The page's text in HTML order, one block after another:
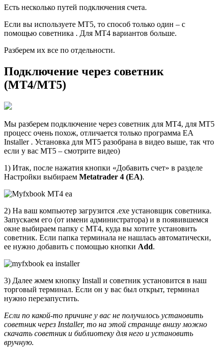
Есть несколько путей подключения счета.
Если вы используете MT5, то способ только один – с
помощью советника . Для MT4 вариантов больше.
Разберем их все по отдельности.
Подключение через советник
(MT4/MT5)
Мы разберем подключение через советник для MT4, для MT5
процесс очень похож, отличается только программа EA
Installer . Установка для MT5 разобрана в видео выше, так что
если у вас МТ5 – смотрите видео)
1) Итак, после нажатия кнопки «Добавить счет» в разделе
Настройки выбираем Metatrader 4 (EA).
2) На ваш компьютер загрузится .exe установщик советника.
Запускаем его (от имени администратора) и в появившемся
окне выбираем папку с МТ4, куда вы хотите установить
советник. Если папка терминала не нашлась автоматически,
ее нужно добавить с помощью кнопки Add.
3) Далее жмем кнопку Install и советник установится в наш
торговый терминал. Если он у вас был открыт, терминал
нужно перезапустить.
Если по какой-то причине у вас не получилось установить
советник через Installer, то на этой странице внизу можно
скачать советник и библиотеку для него и установить
вручную.